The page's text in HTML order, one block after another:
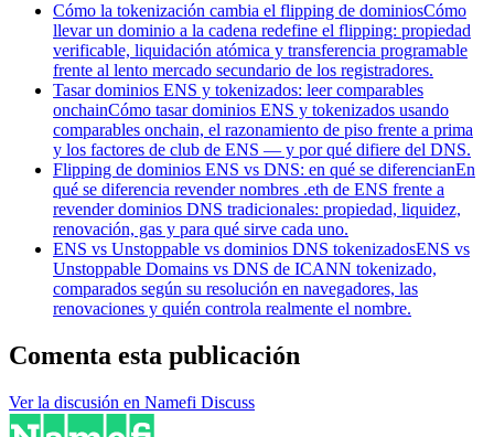
Cómo la tokenización cambia el flipping de dominiosCómo
llevar un dominio a la cadena redefine el flipping: propiedad
verificable, liquidación atómica y transferencia programable
frente al lento mercado secundario de los registradores.
Tasar dominios ENS y tokenizados: leer comparables
onchainCómo tasar dominios ENS y tokenizados usando
comparables onchain, el razonamiento de piso frente a prima
y los factores de club de ENS — y por qué difiere del DNS.
Flipping de dominios ENS vs DNS: en qué se diferencianEn
qué se diferencia revender nombres .eth de ENS frente a
revender dominios DNS tradicionales: propiedad, liquidez,
renovación, gas y para qué sirve cada uno.
ENS vs Unstoppable vs dominios DNS tokenizadosENS vs
Unstoppable Domains vs DNS de ICANN tokenizado,
comparados según su resolución en navegadores, las
renovaciones y quién controla realmente el nombre.
Comenta esta publicación
Ver la discusión en Namefi Discuss